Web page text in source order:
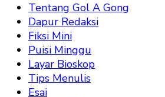
Tentang Gol A Gong
Dapur Redaksi
Fiksi Mini
Puisi Minggu
Layar Bioskop
Tips Menulis
Esai